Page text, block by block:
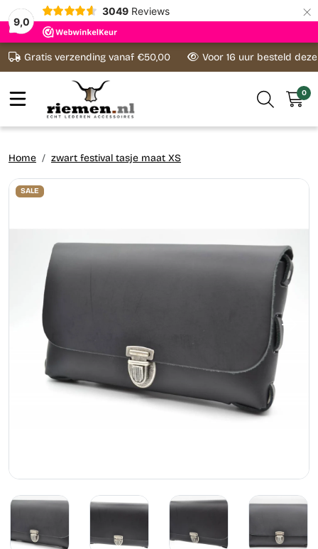
9,0
3049 Reviews ×
Ga naar content
Gratis verzending vanaf €50,00 Voor 16 uur besteld
0
Home zwart festival tasje maat XS
SALE